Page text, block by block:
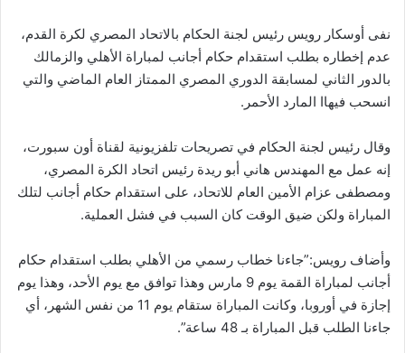
نفى أوسكار رويس رئيس لجنة الحكام بالاتحاد المصري لكرة القدم،
عدم إخطاره بطلب استقدام حكام أجانب لمباراة الأهلي والزمالك
بالدور الثاني لمسابقة الدوري المصري الممتاز العام الماضي والتي
انسحب فيهاا المارد الأحمر.
وقال رئيس لجنة الحكام في تصريحات تلفزيونية لقناة أون سبورت،
إنه عمل مع المهندس هاني أبو ريدة رئيس اتحاد الكرة المصري،
ومصطفى عزام الأمين العام للاتحاد، على استقدام حكام أجانب لتلك
المباراة ولكن ضيق الوقت كان السبب في فشل العملية.
وأضاف رويس:”جاءنا خطاب رسمي من الأهلي بطلب استقدام حكام
أجانب لمباراة القمة يوم 9 مارس وهذا توافق مع يوم الأحد، وهذا يوم
إجازة في أوروبا، وكانت المباراة ستقام يوم 11 من نفس الشهر، أي
جاءنا الطلب قبل المباراة بـ 48 ساعة”.